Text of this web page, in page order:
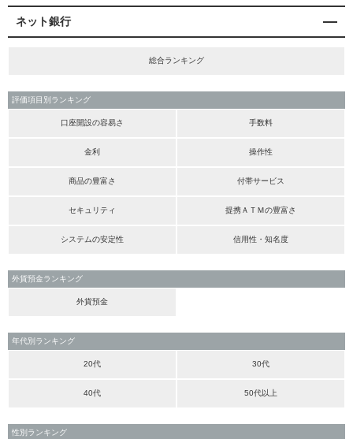
ネット銀行
総合ランキング
評価項目別ランキング
口座開設の容易さ 手数料
金利 操作性
商品の豊富さ 付帯サービス
セキュリティ 提携ＡＴＭの豊富さ
システムの安定性 信用性・知名度
外貨預金ランキング
外貨預金
年代別ランキング
20代 30代
40代 50代以上
性別ランキング